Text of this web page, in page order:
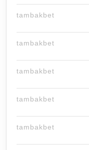
tambakbet
tambakbet
tambakbet
tambakbet
tambakbet